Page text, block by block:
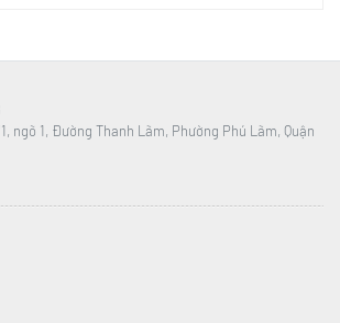
ngõ 1, Đường Thanh Lãm, Phường Phú Lãm, Quận